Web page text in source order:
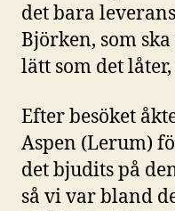
det bara
Björken, som
lätt som det
Efter besöket
Aspen (Lerum)
det bjudits på
så vi var bland